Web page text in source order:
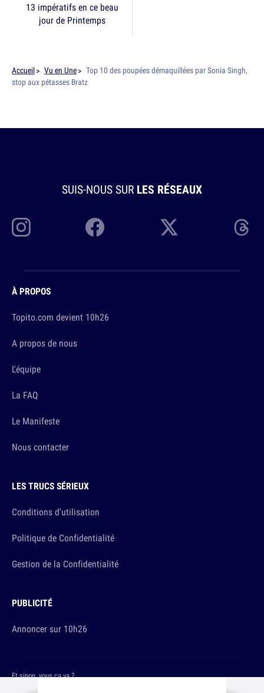
13 impératifs en ce beau
jour de Printemps
Accueil Vu en Une
Top 10 des poupées démaquillées par Sonia Singh,
stop aux pétasses Bratz
SUIS-NOUS SUR LES RÉSEAUX
À PROPOS
Topito.com devient 10h26
A propos de nous
L'équipe
La FAQ
Le Manifeste
Nous contacter
LES TRUCS SÉRIEUX
Conditions d'utilisation
Politique de Confidentialité
Gestion de la Confidentialité
PUBLICITÉ
Annoncer sur 10h26
Et sinon, vous ça va ?